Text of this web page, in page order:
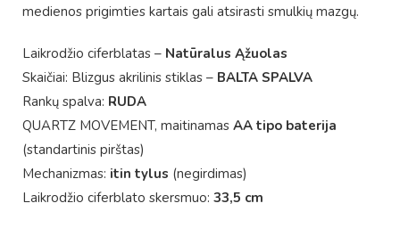
medienos prigimties kartais gali atsirasti smulkių mazgų.
Laikrodžio ciferblatas – Natūralus Ąžuolas
Skaičiai: Blizgus akrilinis stiklas – BALTA SPALVA
Rankų spalva: RUDA
QUARTZ MOVEMENT, maitinamas AA tipo baterija
(standartinis pirštas)
Mechanizmas: itin tylus (negirdimas)
Laikrodžio ciferblato skersmuo: 33,5 cm